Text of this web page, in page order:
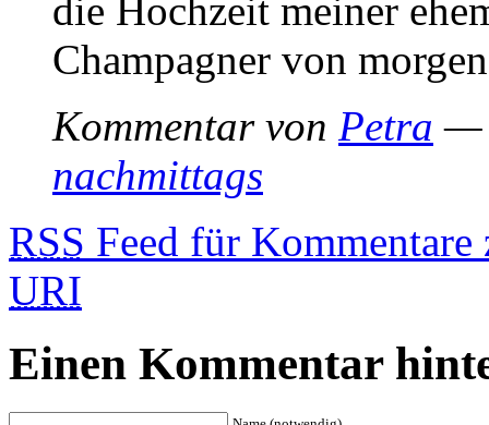
die Hochzeit meiner
Champagner von
Kommentar von Petra —
nachmittags
RSS Feed für Kommentare
URI
Einen Kommentar